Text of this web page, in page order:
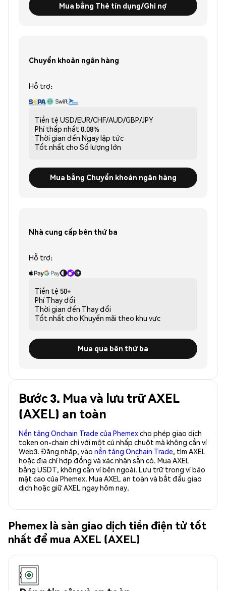
Mua bằng Thẻ tín dụng/Ghi nợ
Chuyển khoản ngân hàng
Hỗ trợ:
Tiền tệ USD/EUR/CHF/AUD/GBP/JPY
Phí thấp nhất 0.08%
Thời gian đến Ngay lập tức
Tốt nhất cho Số lượng lớn
Mua bằng Chuyển khoản ngân hàng
Nhà cung cấp bên thứ ba
Hỗ trợ:
Tiền tệ 50+
Phí Thay đổi
Thời gian đến Thay đổi
Tốt nhất cho Khuyến mãi theo khu vực
Mua qua bên thứ ba
Bước 3. Mua và lưu trữ AXEL
(AXEL) an toàn
Nền tảng Onchain Trade của Phemexcho phép giao dịch
token on-chain chỉ với một cú nhấp chuột mà không cần ví
Web3. Đăng nhập, vào nền tảng Onchain Trade, tìm AXEL
hoặc địa chỉ hợp đồng và xác nhận sẵn có. Mua AXEL
bằng USDT, không cần ví bên ngoài. Lưu trữ trong ví bảo
mật cao của Phemex. Mua AXEL an toàn và bắt đầu giao
dịch hoặc giữ AXEL ngay hôm nay.
Phemex là sàn giao dịch tiền điện tử tốt
nhất để mua AXEL (AXEL)